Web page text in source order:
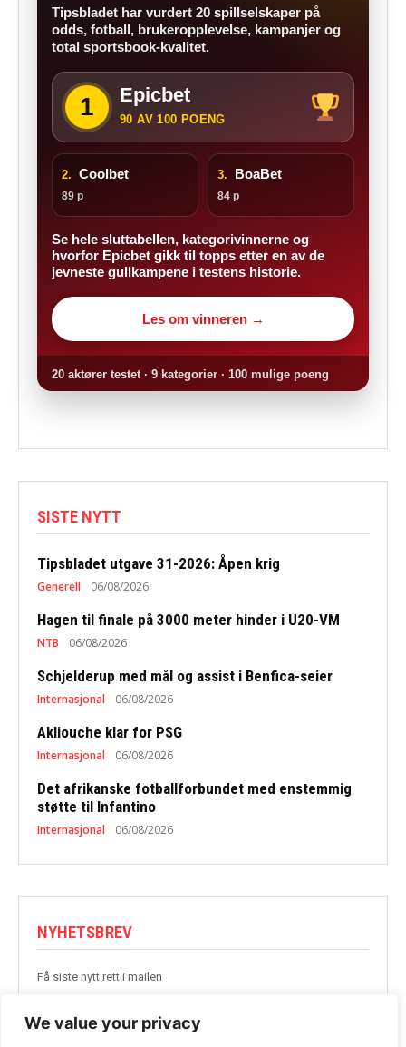
We value your privacy
Tipsbladet har vurdert 20 spillselskaper på
odds, fotball, brukeropplevelse, kampanjer og
total sportsbook-kvalitet.
1 Epicbet
90 AV 100 POENG
2. Coolbet
89 p
3. BoaBet
84 p
Se hele sluttabellen, kategorivinnerne og
hvorfor Epicbet gikk til topps etter en av de
jevneste gullkampene i testens historie.
Les om vinneren →
20 aktører testet · 9 kategorier · 100 mulige poeng
SISTE NYTT
Tipsbladet utgave 31-2026: Åpen krig
Generell 06/08/2026
Hagen til finale på 3000 meter hinder i U20-VM
NTB 06/08/2026
Schjelderup med mål og assist i Benfica-seier
Internasjonal 06/08/2026
Akliouche klar for PSG
Internasjonal 06/08/2026
Det afrikanske fotballforbundet med enstemmig
støtte til Infantino
Internasjonal 06/08/2026
NYHETSBREV
Få siste nytt rett i mailen